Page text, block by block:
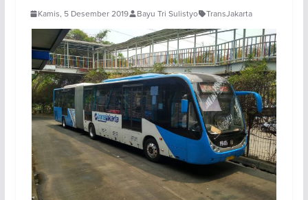
Kamis, 5 Desember 2019 Bayu Tri Sulistyo TransJakarta